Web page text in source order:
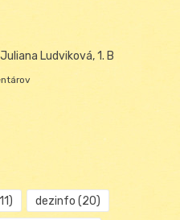
Ludviková, 1. B
dezinfo (20)